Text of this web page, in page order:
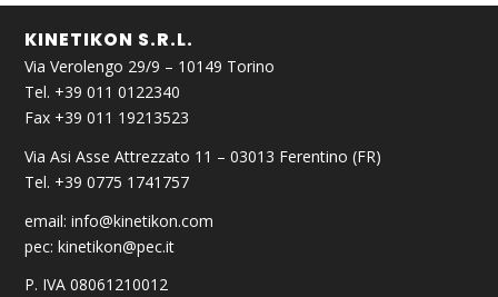
KINETIKON S.R.L.
Via Verolengo 29/9 – 10149 Torino
Tel. +39 011 0122340
Fax +39 011 19213523
Via Asi Asse Attrezzato 11 – 03013 Ferentino (FR)
Tel. +39 0775 1741757
email:info@kinetikon.com
pec:kinetikon@pec.it
P. IVA 08061210012